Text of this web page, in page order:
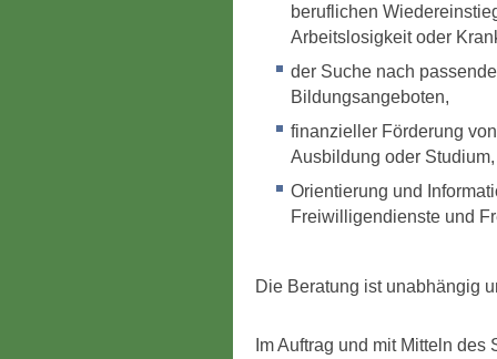
beruflichen
Arbeitslosigkeit oder
der Suche nach
Bildungsangeboten,
finanzieller Förderung
Ausbildung oder Studium,
Orientierung und
Freiwilligendienste und
Die Beratung ist unabhängig
Im Auftrag und mit Mitteln